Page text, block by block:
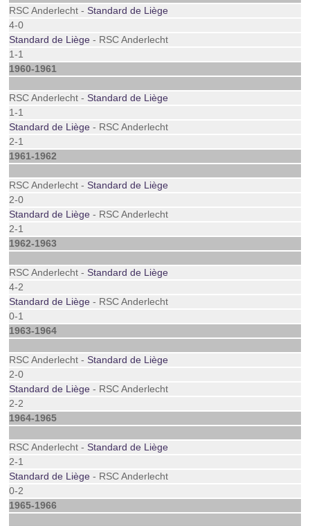
RSC Anderlecht -Standard de Liège
4-0
Standard de Liège - RSC Anderlecht
1-1
1960-1961
RSC Anderlecht -Standard de Liège
1-1
Standard de Liège - RSC Anderlecht
2-1
1961-1962
RSC Anderlecht -Standard de Liège
2-0
Standard de Liège - RSC Anderlecht
2-1
1962-1963
RSC Anderlecht -Standard de Liège
4-2
Standard de Liège - RSC Anderlecht
0-1
1963-1964
RSC Anderlecht -Standard de Liège
2-0
Standard de Liège - RSC Anderlecht
2-2
1964-1965
RSC Anderlecht -Standard de Liège
2-1
Standard de Liège - RSC Anderlecht
0-2
1965-1966